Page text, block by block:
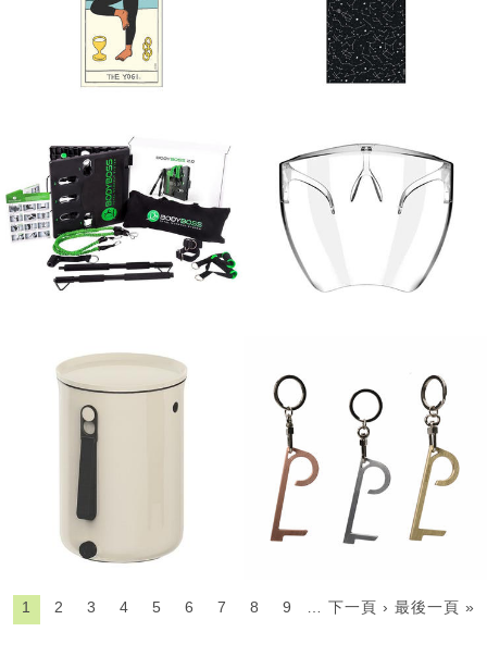
1 2 3 4 5 6 7 8 9 下一頁 › 最後一頁 »